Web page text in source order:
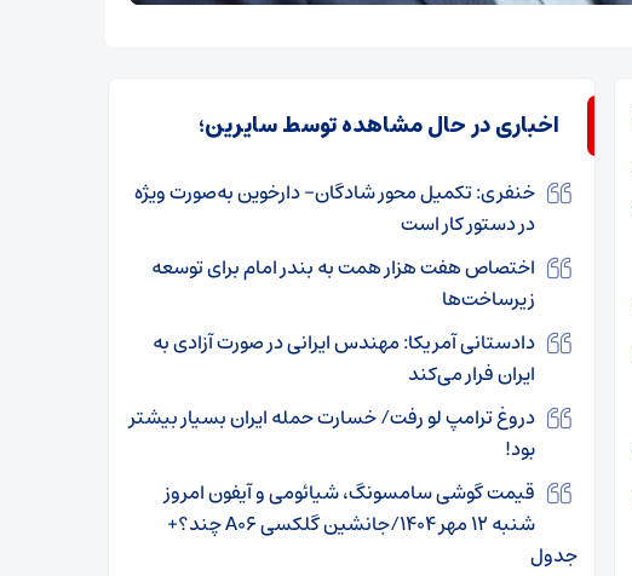
اخباری در حال مشاهده توسط سایرین؛
خنفری: تکمیل محور شادگان– دارخوین به‌صورت ویژه
در دستور کار است
اختصاص هفت هزار همت به بندر امام برای توسعه
زیرساخت‌ها
دادستانی آمریکا: مهندس ایرانی در صورت آزادی به
ایران فرار می‌کند
دروغ ترامپ لو رفت/ خسارت حمله ایران بسیار بیشتر
بود!
قیمت گوشی سامسونگ، شیائومی و آیفون امروز
شنبه ۱۲ مهر ۱۴۰۴/جانشین گلکسی A۰۶ چند؟+
جدول